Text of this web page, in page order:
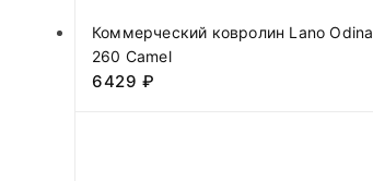
Коммерческий ковролин Lano Odina
260 Camel
6429 ₽